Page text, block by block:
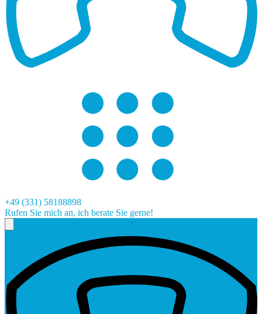
+49 (331) 58188898
Rufen Sie mich an, ich berate Sie gerne!